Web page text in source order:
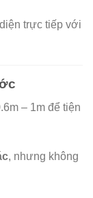
trực tiếp với
– 1m để tiện
, nhưng không